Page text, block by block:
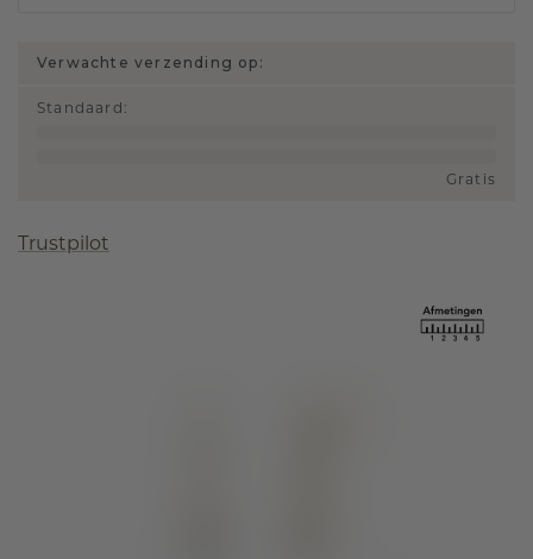
Verwachte verzending op:
Standaard :
Gratis
Trustpilot